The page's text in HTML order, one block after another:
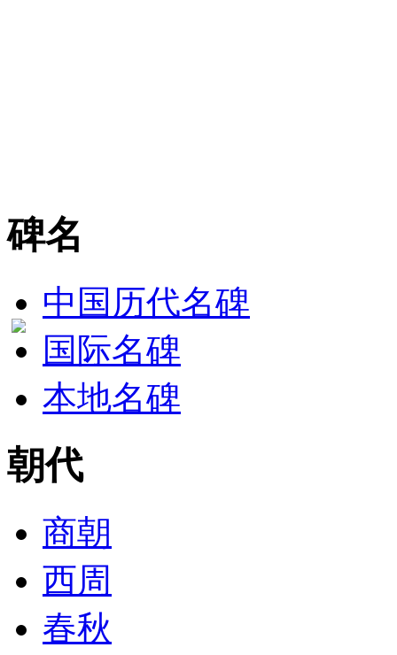
碑名
中国历代名碑
国际名碑
本地名碑
朝代
商朝
西周
春秋